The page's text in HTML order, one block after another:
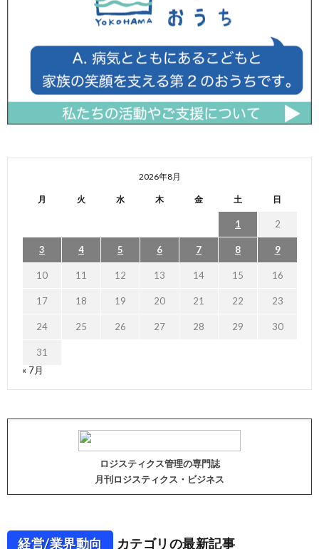
2026年8月
月 火 水 木 金 土 日
1 2
3 4 5 6 7 8 9
10 11 12 13 14 15 16
17 18 19 20 21 22 23
24 25 26 27 28 29 30
31
« 7月
ロジスティクス管理の専門誌
月刊ロジスティクス・ビジネス
経営/業界動向 カテゴリの最新記事